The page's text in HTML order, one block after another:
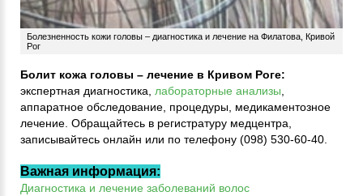
Болезненность кожи головы – диагностика и лечение на Филатова, Кривой
Рог
Болит кожа головы – лечение в Кривом Роге:
экспертная диагностика, лабораторные анализы
аппаратное обследование, процедуры, медикаментозное
лечение. Обращайтесь в регистратуру медцентра,
записывайтесь онлайн или по телефону (098) 530-60-40.
Важная информация:
Диагностика и лечение заболеваний волос